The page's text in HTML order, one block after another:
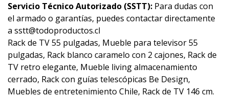
Servicio Técnico Autorizado (SSTT): Para dudas con
el armado o garantías, puedes contactar directamente
a sstt@todoproductos.cl
Rack de TV 55 pulgadas, Mueble para televisor 55
pulgadas, Rack blanco caramelo con 2 cajones, Rack de
TV retro elegante, Mueble living almacenamiento
cerrado, Rack con guías telescópicas Be Design,
Muebles de entretenimiento Chile, Rack de TV 146 cm.